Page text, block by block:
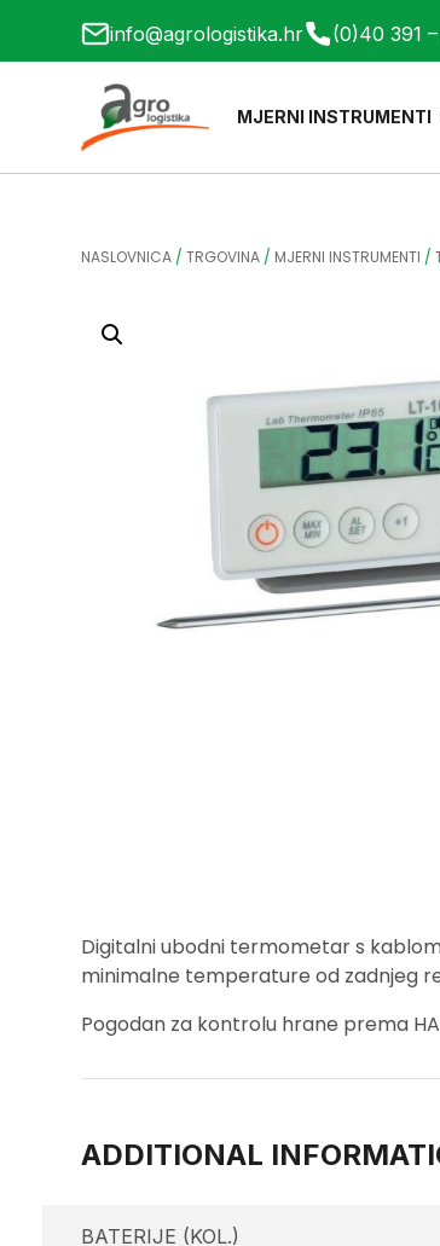
info@agrologistika.hr (0)40 391
MJERNI INSTRUMENTI
NASLOVNICA /TRGOVINA / MJERNI INSTRUMENTI /
Digitalni ubodni termometar s
minimalne temperature od zadnjeg
Pogodan za kontrolu hrane prema
ADDITIONAL
BATERIJE (KOL.)